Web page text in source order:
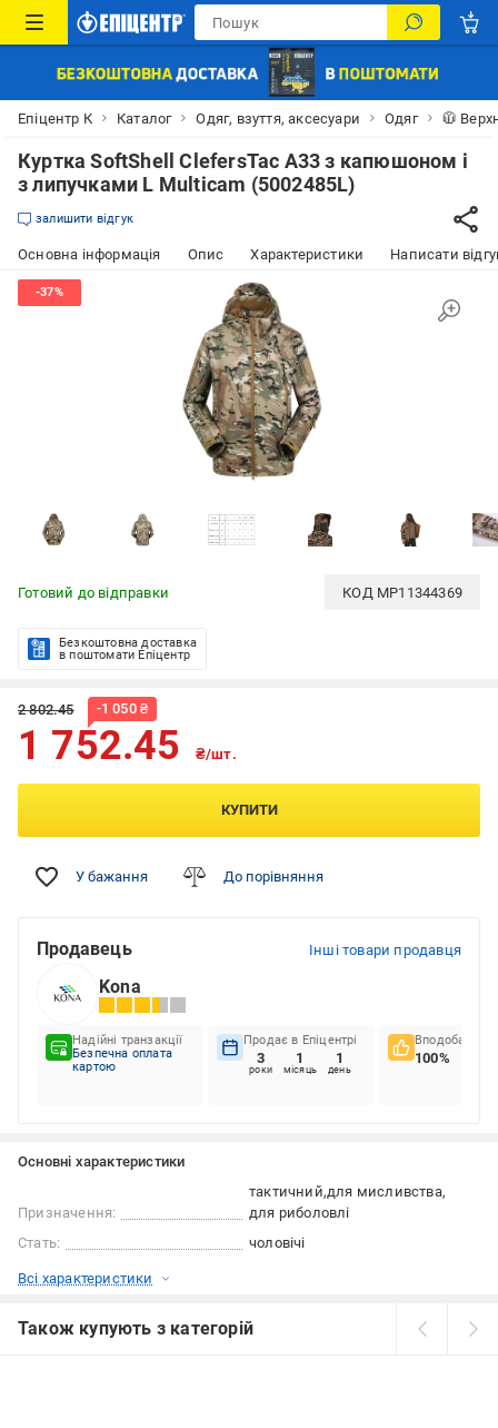
Епіцентр К Каталог Одяг, взуття, аксесуари Одяг 🧥
Куртка SoftShell ClefersTac A33 з капюшоном і
з липучками L Multicam (5002485L)
залишити відгук
Основна інформація Опис Характеристики Написати
Готовий до відправки КОД MP11344369
Безкоштовна доставка
в поштомати Епіцентр
2 802.45 -1 050₴
1 752.45 ₴/шт.
КУПИТИ
У бажання До порівняння
Продавець Інші товари продавця
Kona
Надійні транзакції
Безпечна оплата
картою
Продає в Епіцентрі
3
роки
1
місяць
1
день
Вподобання
100%
Основні характеристики
Призначення:
тактичний для мисливства
для риболовлі
Стать:
чоловічі
Всі характеристики
Також купують з категорій